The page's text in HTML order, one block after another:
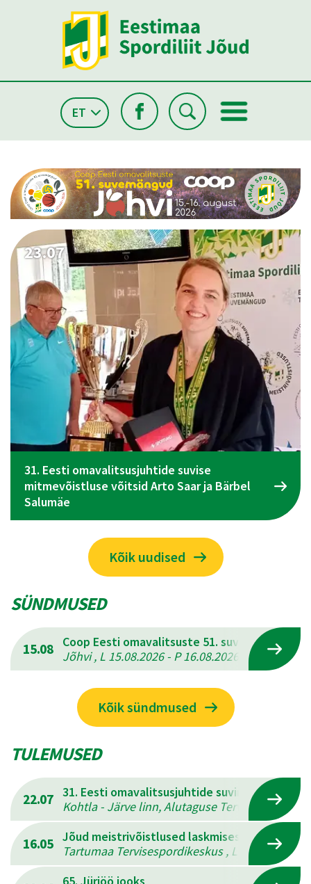
ET
26.05
Spordiliidu Jõud üldkogu koosolek toimub
Kõik uudised
SÜNDMUSED
15.08
Coop Eesti omavalitsuste 51. suvemängud
Jõhvi , L 15.08.2026 - P 16.08.2026
Kõik sündmused
TULEMUSED
22.07 31. Eesti omavalitsusjuhtide suvine
Kohtla - Järve linn, Alutaguse
16.05 Jõud meistrivõistlused laskmises
Tartumaa Tervisespordikeskus , L 16.05.2026 -